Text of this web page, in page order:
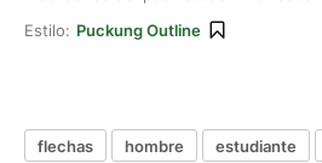
Estilo: Puckung Outline
flechas hombre estudiante